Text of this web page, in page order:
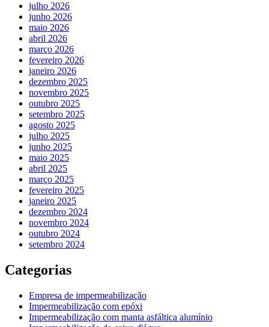
julho 2026
junho 2026
maio 2026
abril 2026
março 2026
fevereiro 2026
janeiro 2026
dezembro 2025
novembro 2025
outubro 2025
setembro 2025
agosto 2025
julho 2025
junho 2025
maio 2025
abril 2025
março 2025
fevereiro 2025
janeiro 2025
dezembro 2024
novembro 2024
outubro 2024
setembro 2024
Categorias
Empresa de impermeabilização
Impermeabilização com epóxi
Impermeabilização com manta asfáltica alumínio